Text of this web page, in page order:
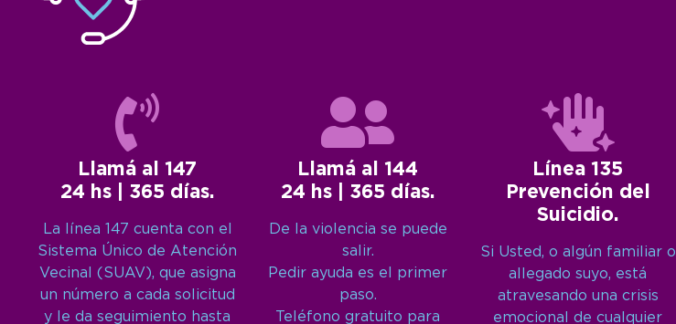
Llamá al 147
24 hs | 365 días.
La línea 147 cuenta con el
Sistema Único de Atención
Vecinal (SUAV), que asigna
un número a cada solicitud
y le da seguimiento hasta
Llamá al 144
24 hs | 365 días.
De la violencia se puede
salir.
Pedir ayuda es el primer
paso.
Teléfono gratuito para
Línea 135
Prevención del
Suicidio.
Si Usted, o algún familiar o
allegado suyo, está
atravesando una crisis
emocional de cualquier